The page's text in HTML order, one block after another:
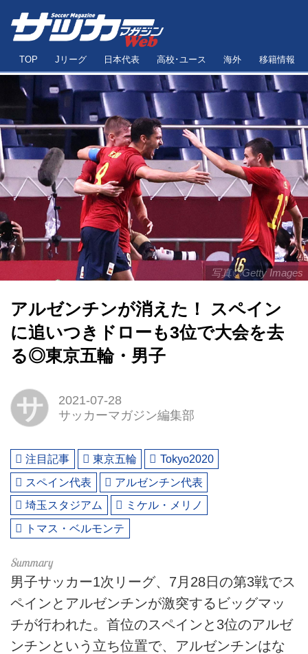
TOP Jリーグ 日本代表 高校･ユース 海外 移籍情報
写真◎Getty Images
アルゼンチンが消えた！ スペイン
に追いつきドローも3位で大会を去
る◎東京五輪・男子
サ
2021-07-28
サッカーマガジン編集部
注目記事 東京五輪
Tokyo2020
スペイン代表
アルゼンチン代表
埼玉スタジアム
ミケル・メリノ
トマス・ベルモンテ
男子サッカー1次リーグ、7月28日の第3戦でス
ペインとアルゼンチンが激突するビッグマッ
チが行われた。首位のスペインと3位のアルゼ
ンチンという立ち位置で、アルゼンチンはな